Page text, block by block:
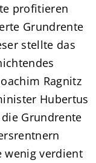
profitieren
Grundrente
stellte das
Ragnitz
Hubertus
Grundrente
wenig verdient